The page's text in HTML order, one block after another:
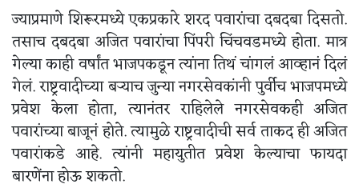
ज्याप्रमाणे शिरूरमध्ये एकप्रकारे शरद पवारांचा दबदबा दिसतो.
तसाच दबदबा अजित पवारांचा पिंपरी चिंचवडमध्ये होता. मात्र
गेल्या काही वर्षांत भाजपकडून त्यांना तिथं चांगलं आव्हानं दिलं
गेलं. राष्ट्रवादीच्या बऱ्याच जुन्या नगरसेवकांनी पुर्वीच भाजपमध्ये
प्रवेश केला होता, त्यानंतर राहिलेले नगरसेवकही अजित
पवारांच्या बाजूनं होते. त्यामुळे राष्ट्रवादीची सर्व ताकद ही अजित
पवारांकडे आहे. त्यांनी महायुतीत प्रवेश केल्याचा फायदा
बारणेंना होऊ शकतो.